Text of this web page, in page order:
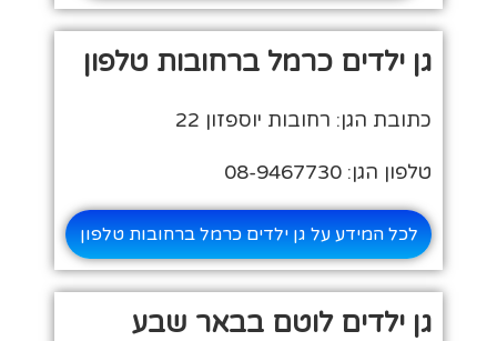
גן ילדים כרמל ברחובות טלפון
כתובת הגן: רחובות יוספזון 22
טלפון הגן: 08-9467730
לכל המידע על גן ילדים כרמל ברחובות טלפון
גן ילדים לוטם בבאר שבע